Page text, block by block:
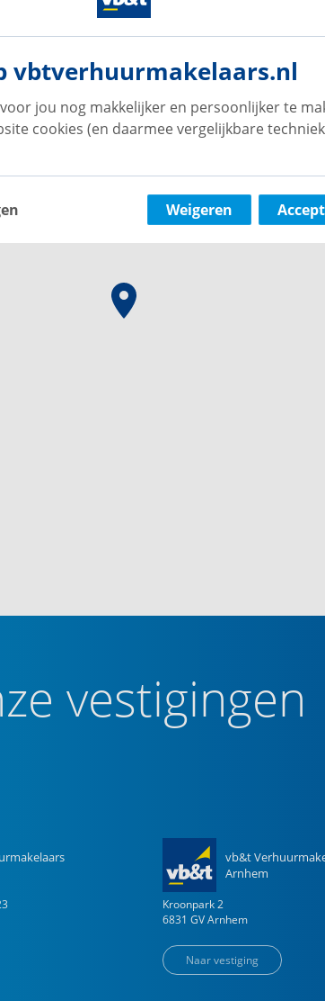
vestigingen
vb&t
Arnhem
Kroonpark 2
6831 GV Arnhem
Naar vestiging
vbtverhuurmakelaars.nl
jou nog makkelijker en persoonlijker te
cookies (en daarmee vergelijkbare
Weigeren